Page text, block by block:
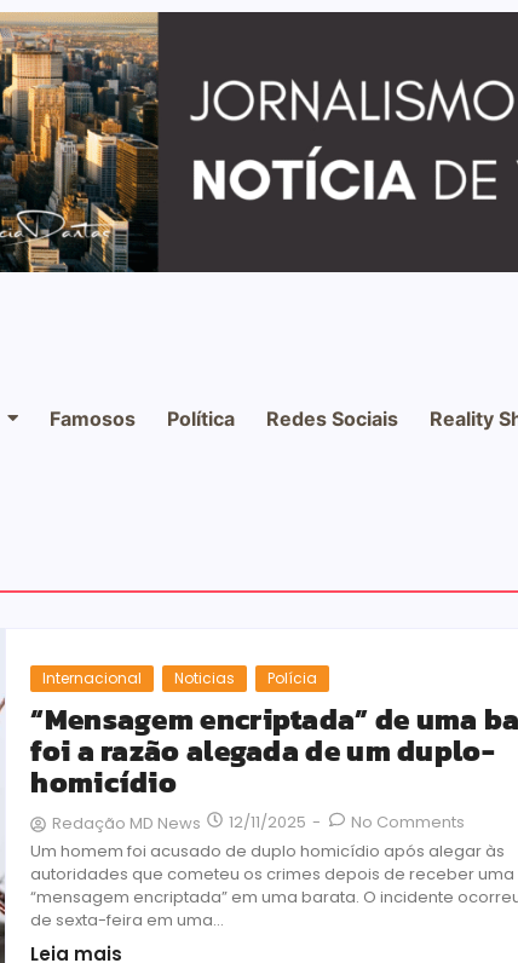
Famosos Política Redes Sociais Reality
Internacional Noticias Polícia
“Mensagem encriptada” de uma
foi a razão alegada de um duplo-
homicídio
Redação MD News 12/11/2025 -
No Comments
Um homem foi acusado de duplo homicídio após alegar às
autoridades que cometeu os crimes depois de receber uma
“mensagem encriptada” em uma barata. O incidente
de sexta-feira em uma...
Leia mais